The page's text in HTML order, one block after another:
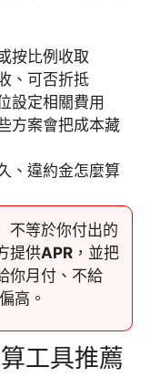
按比例收取
、可否折抵
設定相關費用
方案會把成本藏
、違約金怎麼算
不等於你付出的
提供APR ，並把
你月付、不給
高。
工具推薦